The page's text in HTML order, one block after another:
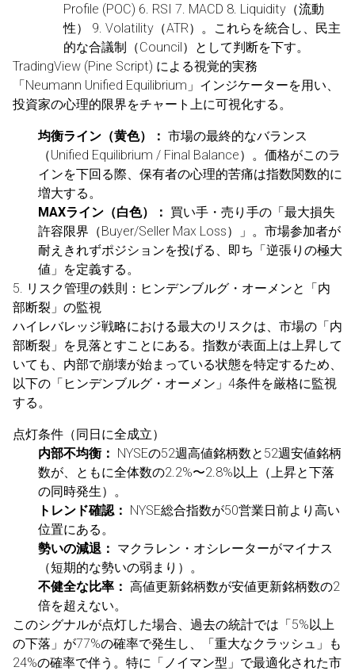
Profile (POC) 6. RSI 7. MACD 8. Liquidity（流動
性） 9. Volatility（ATR）。これらを統合し、民主
的な合議制（Council）として判断を下す。
TradingView (Pine Script) による視覚的実務
「Neumann Unified Equilibrium」インジケーターを用い、
投資家の心理的限界をチャート上に可視化する。
均衡ライン（黄色）： 市場の最終的なバランス
（Unified Equilibrium / Final Balance）。価格がこのラ
インを下回る際、保有者の心理的苦痛は指数関数的に
増大する。
MAXライン（白色）： 買い手・売り手の「最大損失
許容限界（Buyer/Seller Max Loss）」。市場参加者が
耐えきれずポジションを投げる、即ち「逆張りの極大
値」を定義する。
5. リスク管理の鉄則：ヒンデンブルグ・オーメンと「内
部断裂」の監視
ハイレバレッジ戦略における最大のリスクは、市場の「内
部断裂」を見落とすことにある。指数が表面上は上昇して
いても、内部で崩壊が始まっている状態を特定するため、
以下の「ヒンデンブルグ・オーメン」4条件を厳格に監視
する。
点灯条件（同日に全成立）
内部不均衡： NYSEの52週高値銘柄数と52週安値銘柄
数が、ともに全体数の2.2%〜2.8%以上（上昇と下落
の同時発生）。
トレンド確認： NYSE総合指数が50営業日前より高い
位置にある。
勢いの減退： マクラレン・オシレーターがマイナス
（短期的な勢いの弱まり）。
不健全な比率： 高値更新銘柄数が安値更新銘柄数の2
倍を超えない。
このシグナルが点灯した場合、過去の統計では「5%以上
の下落」が77%の確率で発生し、「重大なクラッシュ」も
24%の確率で伴う。特に「ノイマン型」で最適化された市